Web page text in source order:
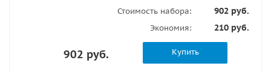
Стоимость набора: 902 руб.
Экономия: 210 руб.
902 руб. Купить